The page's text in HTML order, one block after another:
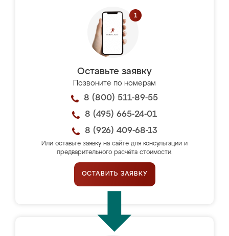
Оставьте заявку
Позвоните по номерам
8 (800) 511-89-55
8 (495) 665-24-01
8 (926) 409-68-13
Или оставьте заявку на сайте для консультации и
предварительного расчёта стоимости.
ОСТАВИТЬ ЗАЯВКУ